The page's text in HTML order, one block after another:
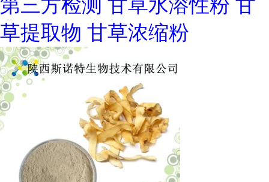
第三方检测 甘草水溶性粉 甘
草提取物 甘草浓缩粉